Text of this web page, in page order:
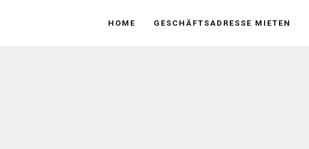
HOME GESCHÄFTSADRESSE MIETEN